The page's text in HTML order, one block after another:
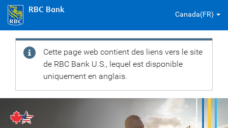
RBC Bank Canada(FR)
Cette page web contient des liens vers le site
de RBC Bank U.S., lequel est disponible
uniquement en anglais.